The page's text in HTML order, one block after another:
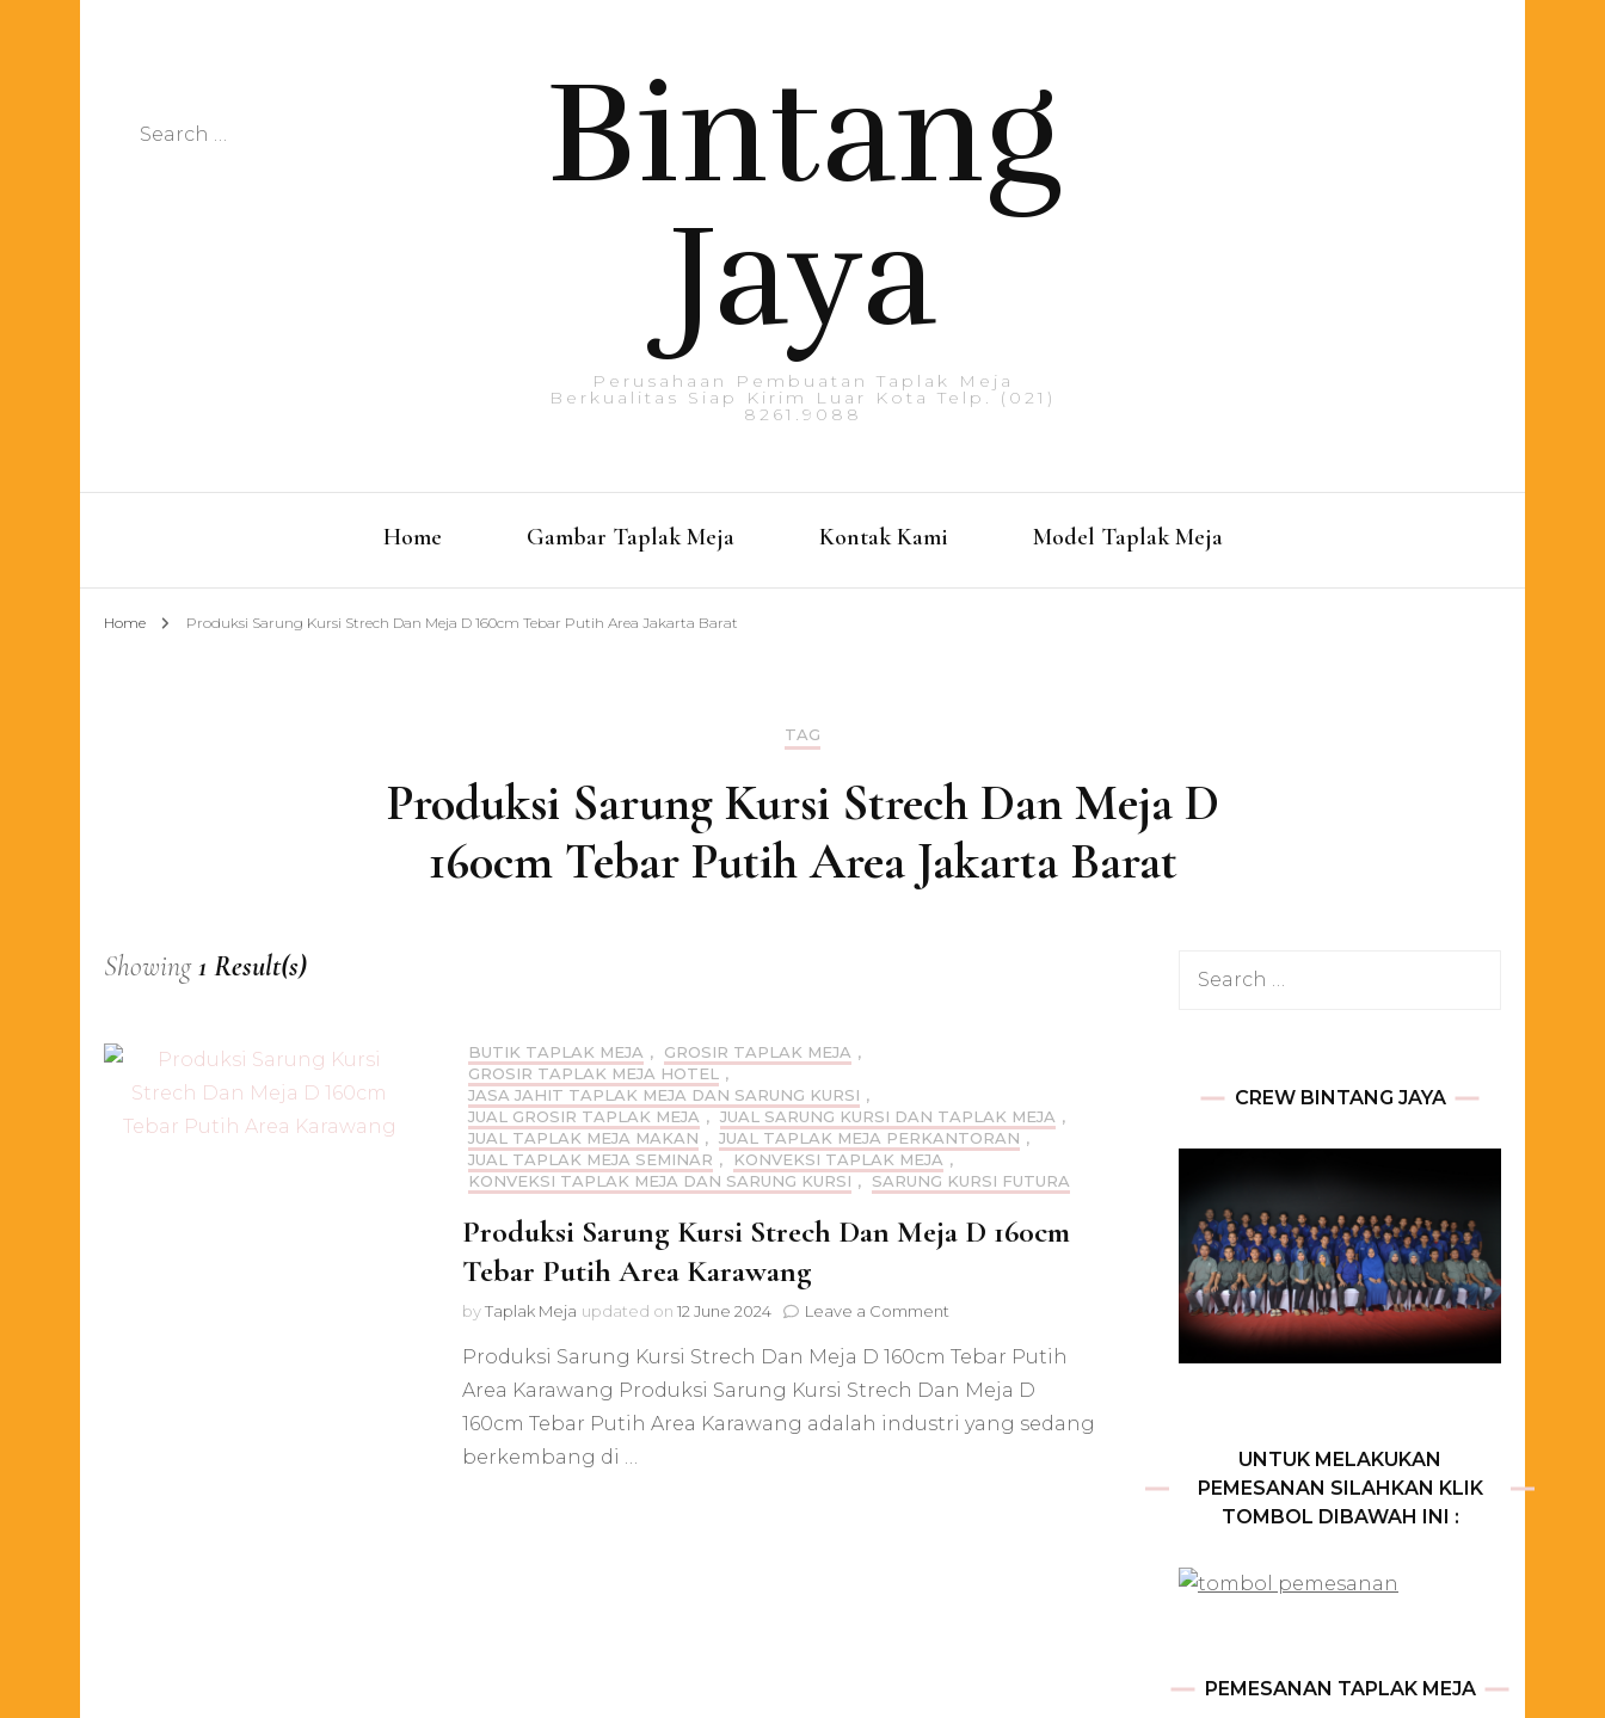
Search
Bintang
Jaya
Perusahaan Pembuatan Taplak Meja
Berkualitas Siap Kirim Luar Kota Telp. (021)
8261.9088
Home Gambar Taplak Meja Kontak Kami Model Taplak Meja
Home Produksi Sarung Kursi Strech Dan Meja D 160cm Tebar Putih Area Jakarta Barat
TAG
Produksi Sarung Kursi Strech Dan Meja D
160cm Tebar Putih Area Jakarta Barat
Showing1 Result(s)
BUTIK TAPLAK MEJA , GROSIR TAPLAK MEJA ,
GROSIR TAPLAK MEJA HOTEL
,
JASA JAHIT TAPLAK MEJA DAN SARUNG KURSI ,
JUAL GROSIR TAPLAK MEJA , JUAL SARUNG KURSI DAN TAPLAK MEJA ,
JUAL TAPLAK MEJA MAKAN , JUAL TAPLAK MEJA PERKANTORAN ,
JUAL TAPLAK MEJA SEMINAR , KONVEKSI TAPLAK MEJA ,
KONVEKSI TAPLAK MEJA DAN SARUNG KURSI , SARUNG KURSI FUTURA
Produksi Sarung Kursi Strech Dan Meja D 160cm
Tebar Putih Area Karawang
byTaplak Meja updated on 12 June 2024 Leave a Comment
Sarung
Kursi
Strech
Dan
Produksi Sarung Kursi Strech Dan Meja D 160cm Tebar Putih
Area Karawang Produksi Sarung Kursi Strech Dan Meja D
160cm Tebar Putih Area Karawang adalah industri yang sedang
berkembang di …
Search
CREW BINTANG JAYA
UNTUK MELAKUKAN
PEMESANAN SILAHKAN KLIK
TOMBOL DIBAWAH INI :
PEMESANAN TAPLAK MEJA